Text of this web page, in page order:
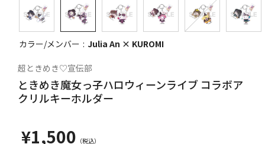
カラー/メンバー Julia An × KUROMI
超ときめき♡宣伝部
ときめき魔女っ子ハロウィーンライブ コラボア
クリルキーホルダー
¥1,500